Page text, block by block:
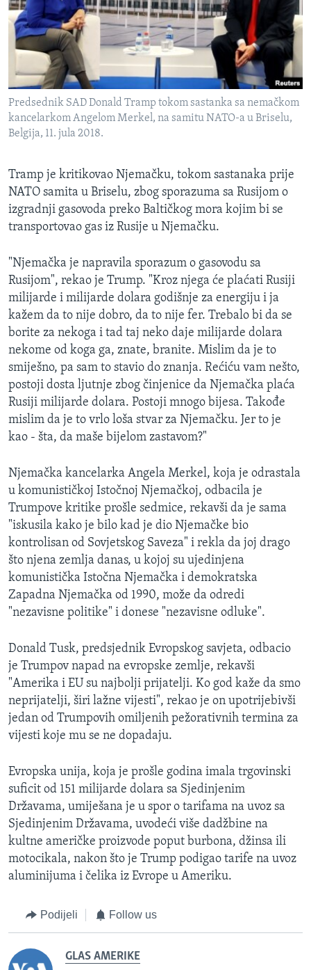
Predsednik SAD Donald Tramp tokom sastanka sa nemačkom
kancelarkom Angelom Merkel, na samitu NATO-a u Briselu,
Belgija, 11. jula 2018.
Tramp je kritikovao Njemačku, tokom sastanaka prije
NATO samita u Briselu, zbog sporazuma sa Rusijom o
izgradnji gasovoda preko Baltičkog mora kojim bi se
transportovao gas iz Rusije u Njemačku.
"Njemačka je napravila sporazum o gasovodu sa
Rusijom", rekao je Trump. "Kroz njega će plaćati Rusiji
milijarde i milijarde dolara godišnje za energiju i ja
kažem da to nije dobro, da to nije fer. Trebalo bi da se
borite za nekoga i tad taj neko daje milijarde dolara
nekome od koga ga, znate, branite. Mislim da je to
smiješno, pa sam to stavio do znanja. Rećiću vam nešto,
postoji dosta ljutnje zbog činjenice da Njemačka plaća
Rusiji milijarde dolara. Postoji mnogo bijesa. Takođe
mislim da je to vrlo loša stvar za Njemačku. Jer to je
kao - šta, da maše bijelom zastavom?"
Njemačka kancelarka Angela Merkel, koja je odrastala
u komunističkoj Istočnoj Njemačkoj, odbacila je
Trumpove kritike prošle sedmice, rekavši da je sama
"iskusila kako je bilo kad je dio Njemačke bio
kontrolisan od Sovjetskog Saveza" i rekla da joj drago
što njena zemlja danas, u kojoj su ujedinjena
komunistička Istočna Njemačka i demokratska
Zapadna Njemačka od 1990, može da odredi
"nezavisne politike" i donese "nezavisne odluke".
Donald Tusk, predsjednik Evropskog savjeta, odbacio
je Trumpov napad na evropske zemlje, rekavši
"Amerika i EU su najbolji prijatelji. Ko god kaže da smo
neprijatelji, širi lažne vijesti", rekao je on upotrijebivši
jedan od Trumpovih omiljenih pežorativnih termina za
vijesti koje mu se ne dopadaju.
Evropska unija, koja je prošle godina imala trgovinski
suficit od 151 milijarde dolara sa Sjedinjenim
Državama, umiješana je u spor o tarifama na uvoz sa
Sjedinjenim Državama, uvodeći više dadžbine na
kultne američke proizvode poput burbona, džinsa ili
motocikala, nakon što je Trump podigao tarife na uvoz
aluminijuma i čelika iz Evrope u Ameriku.
Podijeli Follow us
GLAS AMERIKE